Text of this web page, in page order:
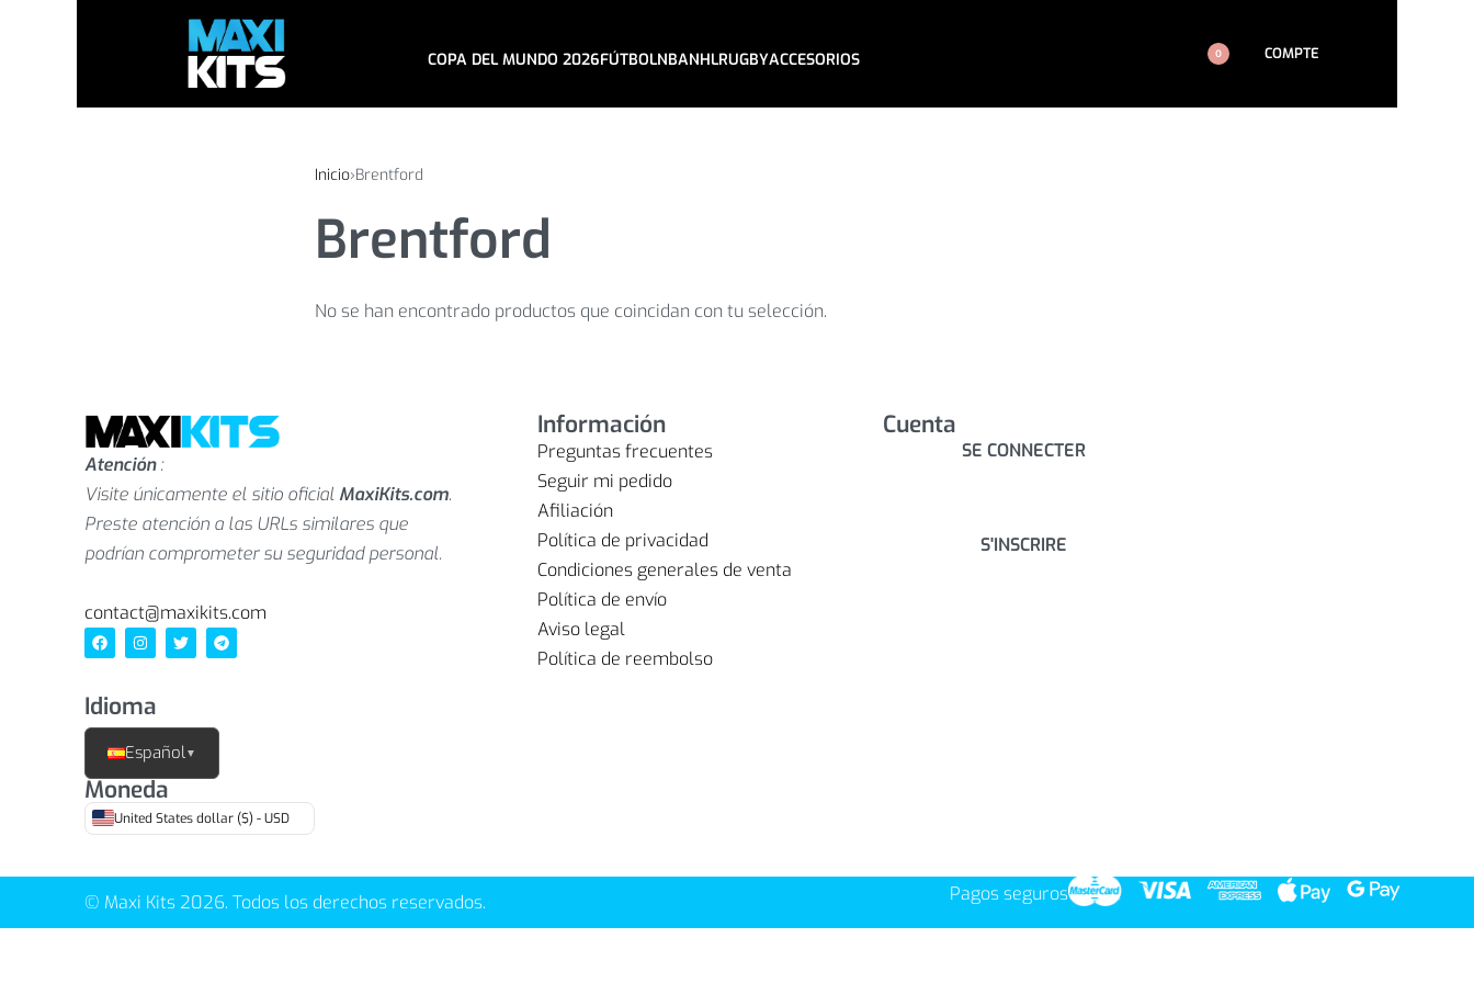
COPA DEL MUNDO 2026FÚTBOLNBANHLRUGBYACCESORIOS 0 COMPTE
Inicio›Brentford
Brentford
No se han encontrado productos que coincidan con tu selección.
Atención:
Visite únicamente el sitio oficial MaxiKits.com.
Preste atención a las URLs similares que
podrían comprometer su seguridad personal.
contact@maxikits.com
Información
Preguntas frecuentes
Seguir mi pedido
Afiliación
Política de privacidad
Condiciones generales de venta
Política de envío
Aviso legal
Política de reembolso
Cuenta
SE CONNECTER
S'INSCRIRE
Idioma
Español▼
Moneda
United States dollar ($) - USD
© Maxi Kits 2026. Todos los derechos reservados. Pagos seguros